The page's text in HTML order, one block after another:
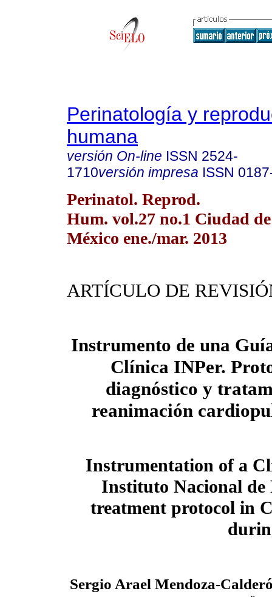
Perinatología y
humana
versión On-line ISSN 2524-
1710versión impresa ISSN
Perinatol. Reprod.
Hum. vol.27 no.1 Ciudad de
México ene./mar. 2013
ARTÍCULO DE
Instrumento de una
Clínica INPer.
diagnóstico y
reanimación
Instrumentation of a
Instituto Nacional de
treatment protocol in
Sergio Arael Mendoza-